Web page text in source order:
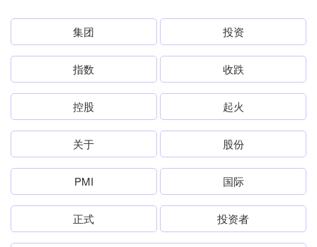
集团 投资
指数 收跌
控股 起火
关于 股份
PMI 国际
正式 投资者